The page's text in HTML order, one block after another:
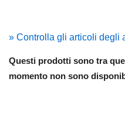
» Controlla gli articoli degli
Questi prodotti sono tra
momento non sono